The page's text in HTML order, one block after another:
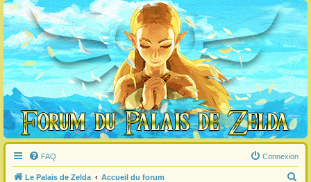
FAQ Connexion
Le Palais de Zelda Accueil du forum